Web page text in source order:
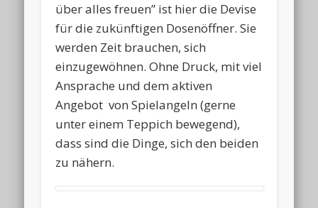
über alles freuen” ist hier die Devise
für die zukünftigen Dosenöffner. Sie
werden Zeit brauchen, sich
einzugewöhnen. Ohne Druck, mit viel
Ansprache und dem aktiven
Angebot von Spielangeln (gerne
unter einem Teppich bewegend),
dass sind die Dinge, sich den beiden
zu nähern.